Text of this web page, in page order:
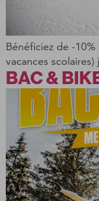
Bénéficiez de -
vacances
BAC &